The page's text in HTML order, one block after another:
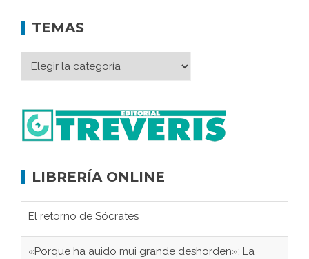
TEMAS
LIBRERÍA ONLINE
El retorno de Sócrates
«Porque ha auido mui grande deshorden»: La